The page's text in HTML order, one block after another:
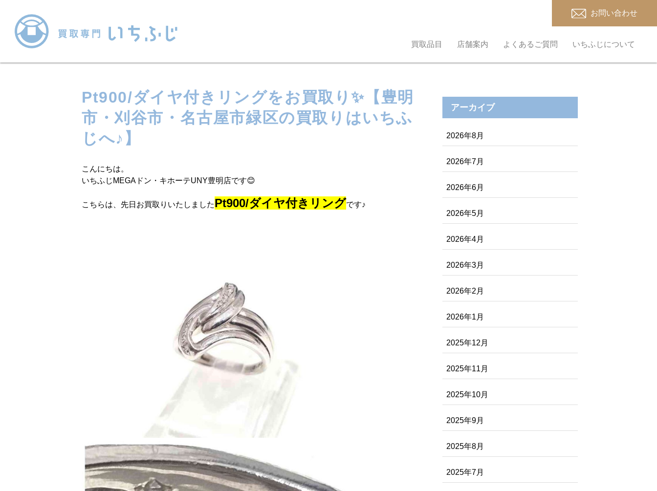
お問い合わせ
買取品目 店舗案内 よくあるご質問 いちふじについて
Pt900/ダイヤ付きリングをお買取り✨【豊明
市・刈谷市・名古屋市緑区の買取りはいちふ
じへ♪】
こんにちは。
いちふじMEGAドン・キホーテUNY豊明店です😊
こちらは、先日お買取りいたしましたPt900/ダイヤ付きリングです♪
アーカイブ
2026年8月
2026年7月
2026年6月
2026年5月
2026年4月
2026年3月
2026年2月
2026年1月
2025年12月
2025年11月
2025年10月
2025年9月
2025年8月
2025年7月